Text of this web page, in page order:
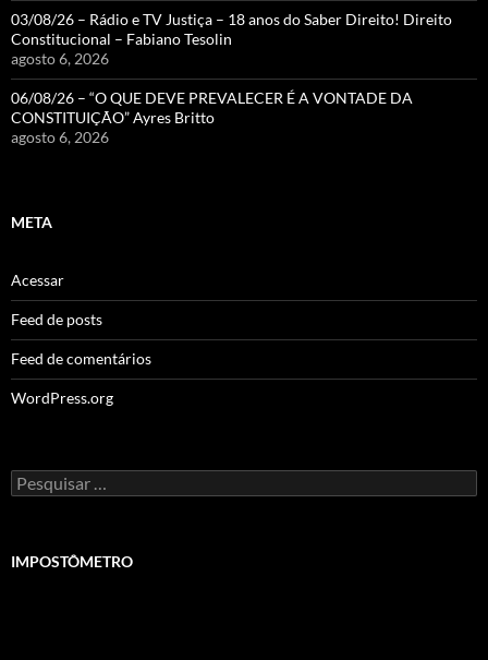
03/08/26 – Rádio e TV Justiça – 18 anos do Saber Direito! Direito
Constitucional – Fabiano Tesolin
agosto 6, 2026
06/08/26 – “O QUE DEVE PREVALECER É A VONTADE DA
CONSTITUIÇÃO” Ayres Britto
agosto 6, 2026
META
Acessar
Feed de posts
Feed de comentários
WordPress.org
Pesquisar
por:
IMPOSTÔMETRO